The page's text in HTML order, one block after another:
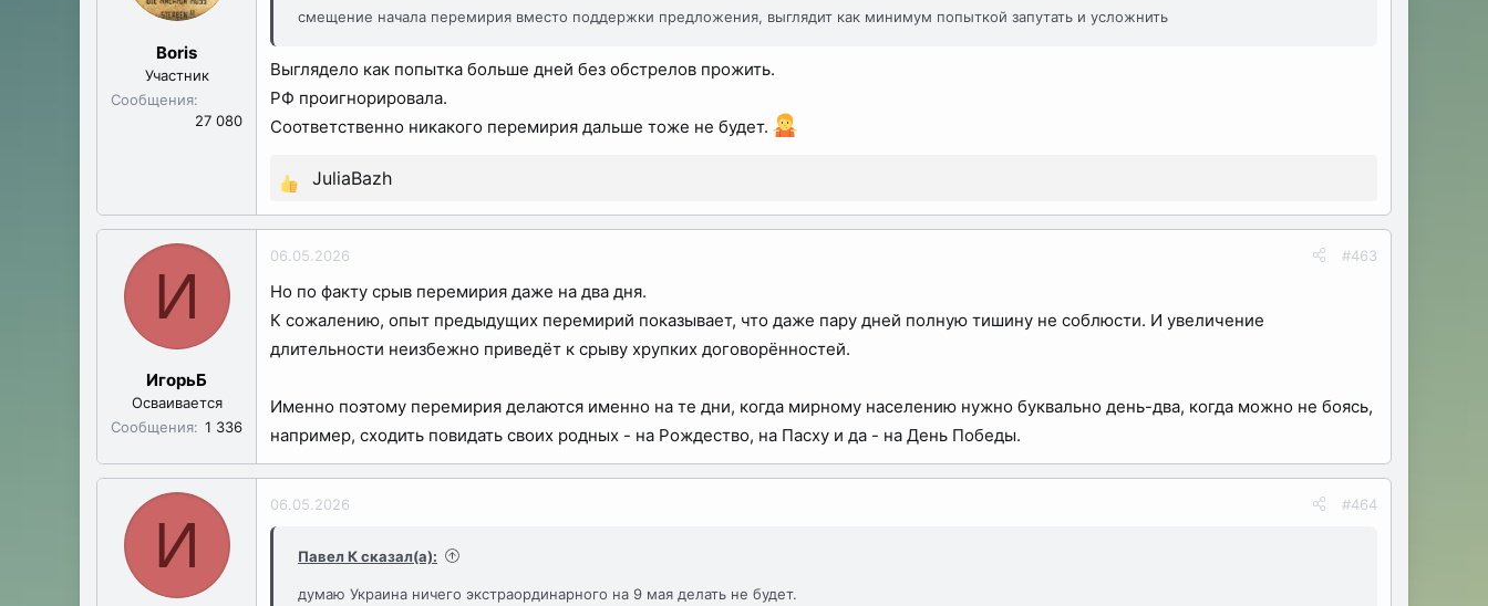
Boris
Участник
Сообщения
27 080
смещение начала перемирия вместо поддержки предложения, выглядит как минимум попыткой запутать и усложнить
Выглядело как попытка больше дней без обстрелов прожить.
РФ проигнорировала.
Соответственно никакого перемирия дальше тоже не будет.
Р
е
ц
и
и
JuliaBazh
И
ИгорьБ
Осваивается
Сообщения
1 336
06.05.2026 #463
Но по факту срыв перемирия даже на два дня.
К сожалению, опыт предыдущих перемирий показывает, что даже пару дней полную тишину не соблюсти. И увеличение
длительности неизбежно приведёт к срыву хрупких договорённостей.
Именно поэтому перемирия делаются именно на те дни, когда мирному населению нужно буквально день-два, когда можно не боясь,
например, сходить повидать своих родных - на Рождество, на Пасху и да - на День Победы.
И
06.05.2026 #464
Павел К сказал(а):
думаю Украина ничего экстраординарного на 9 мая делать не будет.